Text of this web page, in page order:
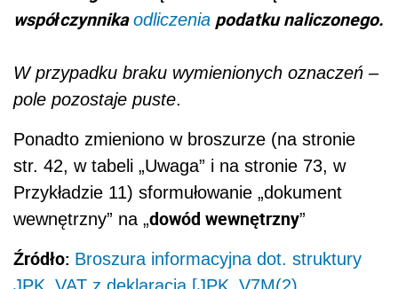
współczynnikaodliczenia podatku naliczonego.
W przypadku braku wymienionych oznaczeń –
pole pozostaje puste.
Ponadto zmieniono w broszurze (na stronie
str. 42, w tabeli „Uwaga” i na stronie 73, w
Przykładzie 11) sformułowanie „dokument
wewnętrzny” na „dowód wewnętrzny”
Źródło: Broszura informacyjna dot. struktury